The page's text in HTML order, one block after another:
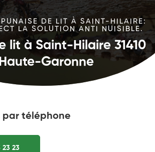
PUNAISE DE LIT À SAINT-HILAIRE:
LA SOLUTION ANTI NUISIBLE.
lit à Saint-Hilaire 31410
Haute-Garonne
par téléphone
23 23